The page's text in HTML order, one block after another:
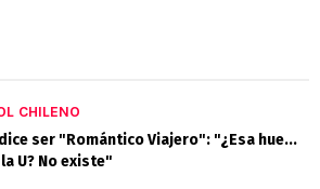
CHILENO
ser "Romántico Viajero": "¿Esa hue...
U? No existe"